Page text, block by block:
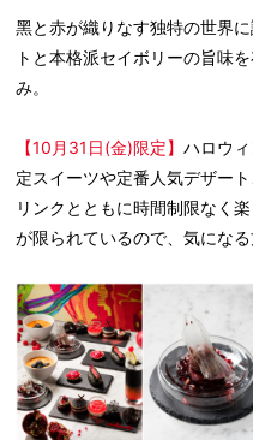
⿊と⾚が織りなす独特の世界
トと本格派セイボリーの旨味
み。
【10月31日(金)限定】ハロウ
定スイーツや定番人気デザー
リンクとともに時間制限なく
が限られているので、気になる